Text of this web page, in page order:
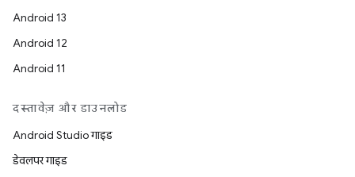
Android 13
Android 12
Android 11
दस्तावेज़ और डाउनलोड
Android Studio गाइड
डेवलपर गाइड